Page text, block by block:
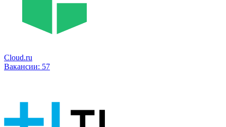
Cloud.ru
Вакансии: 57